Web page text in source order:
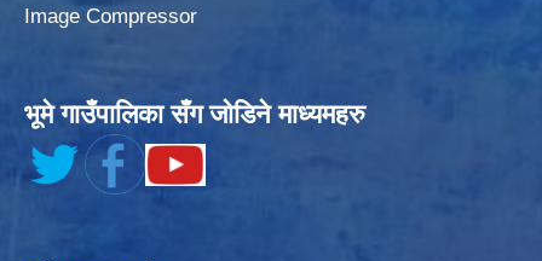
Image Compressor
भूमे गाउँपालिका सँग जोडिने माध्यमहरु